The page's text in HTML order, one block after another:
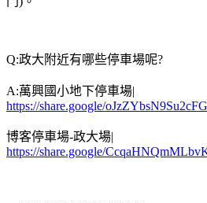
Q:政大附近有哪些停車場呢?
A:萬興國小地下停車場|
https://share.google/
博客停車場-政大場|
https://share.google/